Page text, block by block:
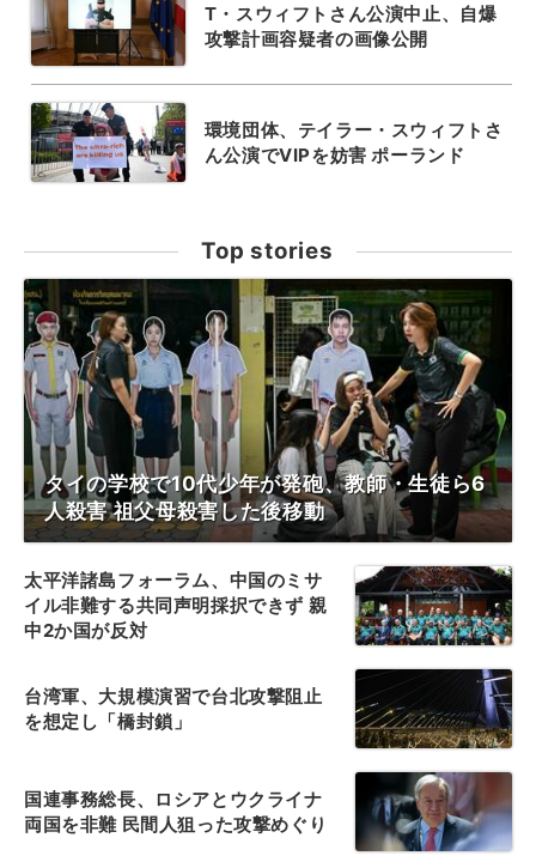
T・スウィフトさん公演中止、自爆
攻撃計画容疑者の画像公開
環境団体、テイラー・スウィフトさ
ん公演でVIPを妨害 ポーランド
Top stories
タイの学校で10代少年が発砲、教師・生徒ら6
人殺害 祖父母殺害した後移動
太平洋諸島フォーラム、中国のミサ
イル非難する共同声明採択できず 親
中2か国が反対
台湾軍、大規模演習で台北攻撃阻止
を想定し「橋封鎖」
国連事務総長、ロシアとウクライナ
両国を非難 民間人狙った攻撃めぐり